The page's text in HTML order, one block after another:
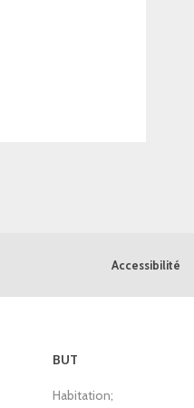
BUT
Habitation;
Accessibilité